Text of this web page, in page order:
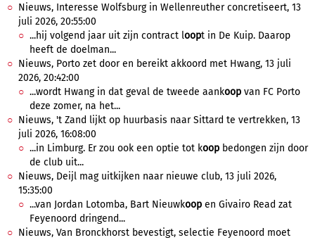
Nieuws, Interesse Wolfsburg in Wellenreuther concretiseert, 13
juli 2026, 20:55:00
...hij volgend jaar uit zijn contract loopt in De Kuip. Daarop
heeft de doelman...
Nieuws, Porto zet door en bereikt akkoord met Hwang, 13 juli
2026, 20:42:00
...wordt Hwang in dat geval de tweede aankoop van FC Porto
deze zomer, na het...
Nieuws, 't Zand lijkt op huurbasis naar Sittard te vertrekken, 13
juli 2026, 16:08:00
...in Limburg. Er zou ook een optie tot koop bedongen zijn door
de club uit...
Nieuws, Deijl mag uitkijken naar nieuwe club, 13 juli 2026,
15:35:00
...van Jordan Lotomba, Bart Nieuwkoop en Givairo Read zat
Feyenoord dringend...
Nieuws, Van Bronckhorst bevestigt, selectie Feyenoord moet